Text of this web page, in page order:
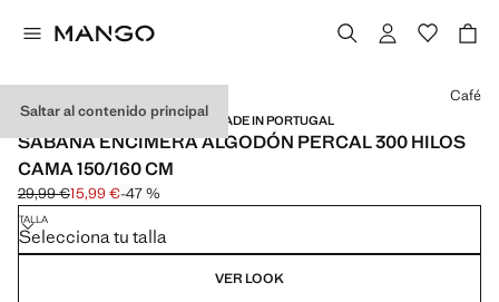
Saltar al contenido principal
ALGODÓN PERCAL / 300 HILOS / MADE IN PORTUGAL
SÁBANA ENCIMERA ALGODÓN PERCAL 300 HILOS
CAMA 150/160 CM
Precio inicial tachado [29,99 € ]
29,99 €
Precio actual [15,99 € ]
15,99 €-47 %
Selecciona un color
Café
TALLA
Selecciona tu talla
VER LOOK